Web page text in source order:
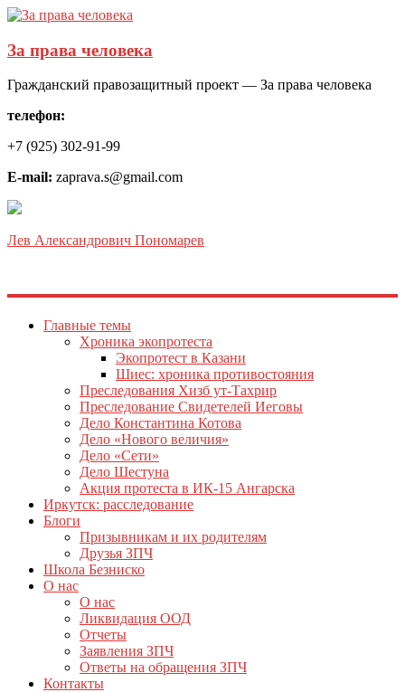
За права человека
Гражданский правозащитный проект — За права человека
телефон:
+7 (925) 302-91-99
E-mail: zaprava.s@gmail.com
Лев Александрович Пономарев
Главные темы
Хроника экопротеста
Экопротест в Казани
Шиес: хроника противостояния
Преследования Хизб ут-Тахрир
Преследование Свидетелей Иеговы
Дело Константина Котова
Дело «Нового величия»
Дело «Сети»
Дело Шестуна
Акция протеста в ИК-15 Ангарска
Иркутск: расследование
Блоги
Призывникам и их родителям
Друзья ЗПЧ
Школа Безниско
О нас
О нас
Ликвидация ООД
Отчеты
Заявления ЗПЧ
Ответы на обращения ЗПЧ
Контакты